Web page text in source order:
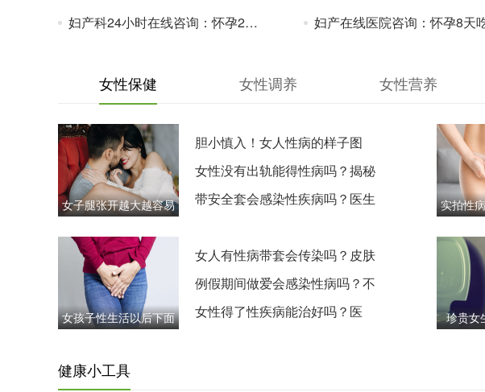
妇产科24小时在线咨询：怀孕2个月可以吃药打掉吗？北京人流妇科医院哪个好2025
妇产在线医院咨询：怀孕8天吃药能打掉吗？北京做人流哪家医院妇
女性保健 女性调养 女性营养
女子腿张开越大越容易
胆小慎入！女人性病的样子图
片，了解病毒真面目
女性没有出轨能得性病吗？揭秘
非性传播的感染途径
带安全套会感染性疾病吗？医生
实拍性
女孩子性生活以后下面
先别慌，看这里
女人有性病带套会传染吗？皮肤
接触也能传播，别掉以轻心
例假期间做爱会感染性病吗？不
仅风险翻倍，还容易引发炎症
女性得了性疾病能治好吗？医
珍贵女
健康小工具